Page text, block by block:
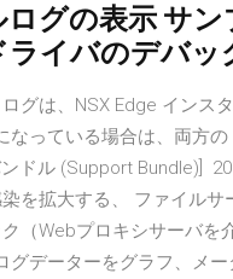
グの表示 サ
イバのデバッ
グは、NSX Edge インス
なっている場合は、両方
ドル (Support Bundle)]
を拡大する、 ファイル
（Webプロキシサーバを
グデーターをグラフ、メ